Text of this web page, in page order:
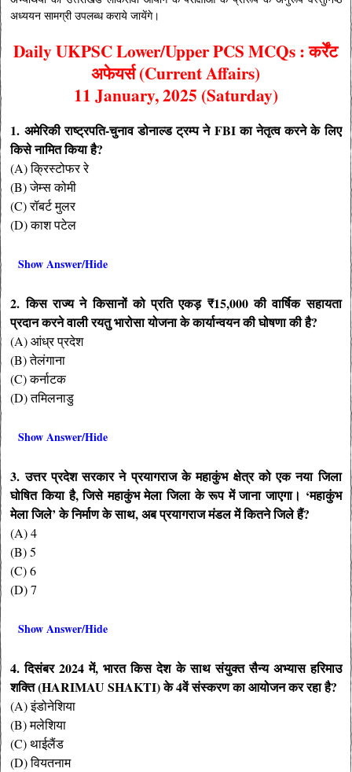
अध्ययन सामग्री उपलब्ध कराये जायेंगे।
Daily UKPSC Lower/Upper PCS MCQs : कर्रेंट
अफेयर्स (Current Affairs)
11 January, 2025 (Saturday)
1. अमेरिकी राष्ट्रपति-चुनाव डोनाल्ड ट्रम्प ने FBI का नेतृत्व करने के लिए
किसे नामित किया है?
(A) क्रिस्टोफर रे
(B) जेम्स कोमी
(C) रॉबर्ट मुलर
(D) काश पटेल
Show Answer/Hide
2. किस राज्य ने किसानों को प्रति एकड़ ₹15,000 की वार्षिक सहायता
प्रदान करने वाली रयतु भारोसा योजना के कार्यान्वयन की घोषणा की है?
(A) आंध्र प्रदेश
(B) तेलंगाना
(C) कर्नाटक
(D) तमिलनाडु
Show Answer/Hide
3. उत्तर प्रदेश सरकार ने प्रयागराज के महाकुंभ क्षेत्र को एक नया जिला
घोषित किया है, जिसे महाकुंभ मेला जिला के रूप में जाना जाएगा। ‘महाकुंभ
मेला जिले’ के निर्माण के साथ, अब प्रयागराज मंडल में कितने जिले हैं?
(A) 4
(B) 5
(C) 6
(D) 7
Show Answer/Hide
4. दिसंबर 2024 में, भारत किस देश के साथ संयुक्त सैन्य अभ्यास हरिमाउ
शक्ति (HARIMAU SHAKTI) के 4वें संस्करण का आयोजन कर रहा है?
(A) इंडोनेशिया
(B) मलेशिया
(C) थाईलैंड
(D) वियतनाम